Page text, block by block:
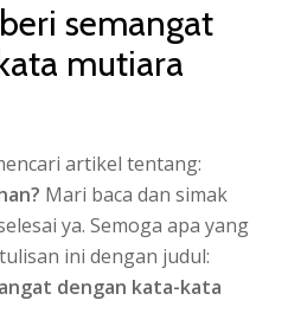
semangat
mutiara
artikel tentang:
Mari baca dan simak
ya. Semoga apa yang
ini dengan judul:
dengan kata-kata